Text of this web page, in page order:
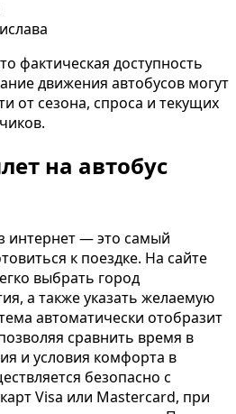
фактическая доступность
движения автобусов могут
от сезона, спроса и текущих
на автобус
интернет — это самый
к поездке. На сайте
выбрать город
а также указать желаемую
автоматически отобразит
сравнить время в
и условия комфорта в
безопасно с
Visa или Mastercard, при